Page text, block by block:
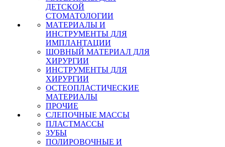
ДЕТСКОЙ
СТОМАТОЛОГИИ
МАТЕРИАЛЫ И
ИНСТРУМЕНТЫ ДЛЯ
ИМПЛАНТАЦИИ
ШОВНЫЙ МАТЕРИАЛ ДЛЯ
ХИРУРГИИ
ИНСТРУМЕНТЫ ДЛЯ
ХИРУРГИИ
ОСТЕОПЛАСТИЧЕСКИЕ
МАТЕРИАЛЫ
ПРОЧИЕ
СЛЕПОЧНЫЕ МАССЫ
ПЛАСТМАССЫ
ЗУБЫ
ПОЛИРОВОЧНЫЕ И